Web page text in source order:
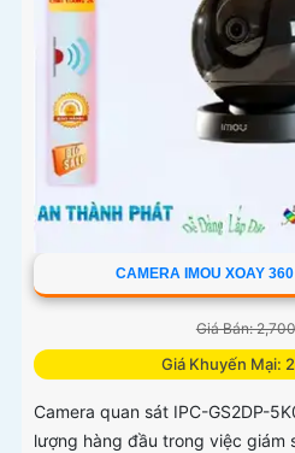
CAMERA IMOU XOAY
Giá Bán:
Giá Khuyến Mại:
Camera quan sát IPC-GS2DP-
lượng hàng đầu trong việc giám